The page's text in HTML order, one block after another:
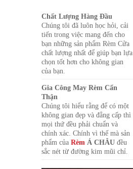
Chất Lượng Hàng Đầu
Chúng tôi đã luôn học hỏi, cải
tiến trong việc mang đến cho
bạn những sản phẩm Rèm Cửa
chất lượng nhất để giúp bạn lựa
chọn tốt hơn cho không gian
của bạn.
Gia Công May Rèm Cẩn
Thận
Chúng tôi hiểu rằng để có một
không gian đẹp và đẳng cấp thì
mọi thứ đều phải chuẩn và
chính xác. Chính vì thế mà sản
phẩm của Rèm Á CHÂU đều
sắc nét từ đường kim mũi chỉ.